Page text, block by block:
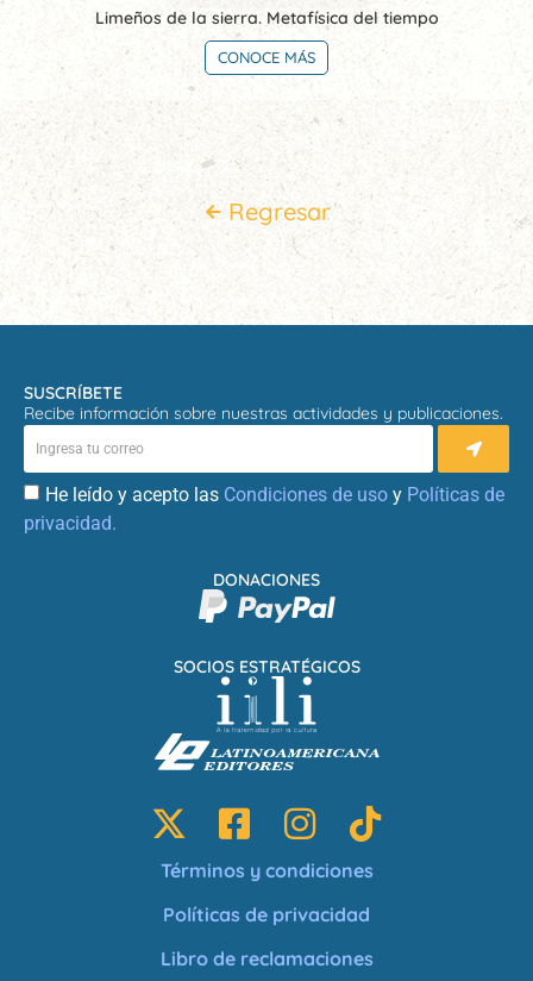
Limeños de la sierra. Metafísica del tiempo
CONOCE MÁS
Regresar
SUSCRÍBETE
Recibe información sobre nuestras actividades y publicaciones.
He leído y acepto las Condiciones de uso y Políticas de
privacidad.
SOCIOS ESTRATÉGICOS
DONACIONES
Términos y condiciones
Políticas de privacidad
Libro de reclamaciones